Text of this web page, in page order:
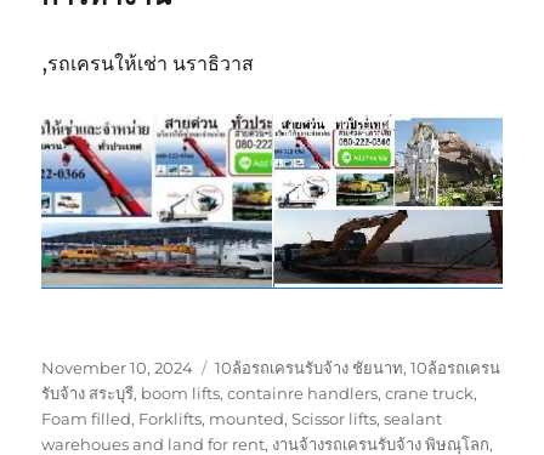
,รถเครนให้เช่า นราธิวาส
Posted
on
November 10, 2024 Tags
10ล้อรถเครนรับจ้าง ชัยนาท,10ล้อรถเครน
รับจ้าง สระบุรี, boom lifts,containre handlers,crane truck,
Foam filled, Forklifts, mounted,Scissor lifts,sealant
warehoues and land for rent, งานจ้างรถเครนรับจ้าง พิษณุโลก,